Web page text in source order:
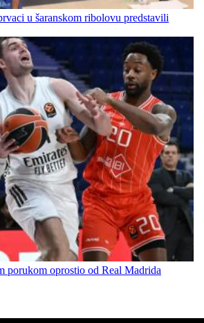
u šaranskom ribolovu predstavili
porukom oprostio od Real Madrida